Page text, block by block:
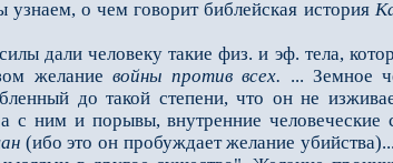
о чем говорит биб­лейская история
дали человеку такие физ. и эф. тела,
желание войны против всех. ... Земное
до такой степени, что он не
с ним и порывы, внутренние
(ибо это он пробуждает желание